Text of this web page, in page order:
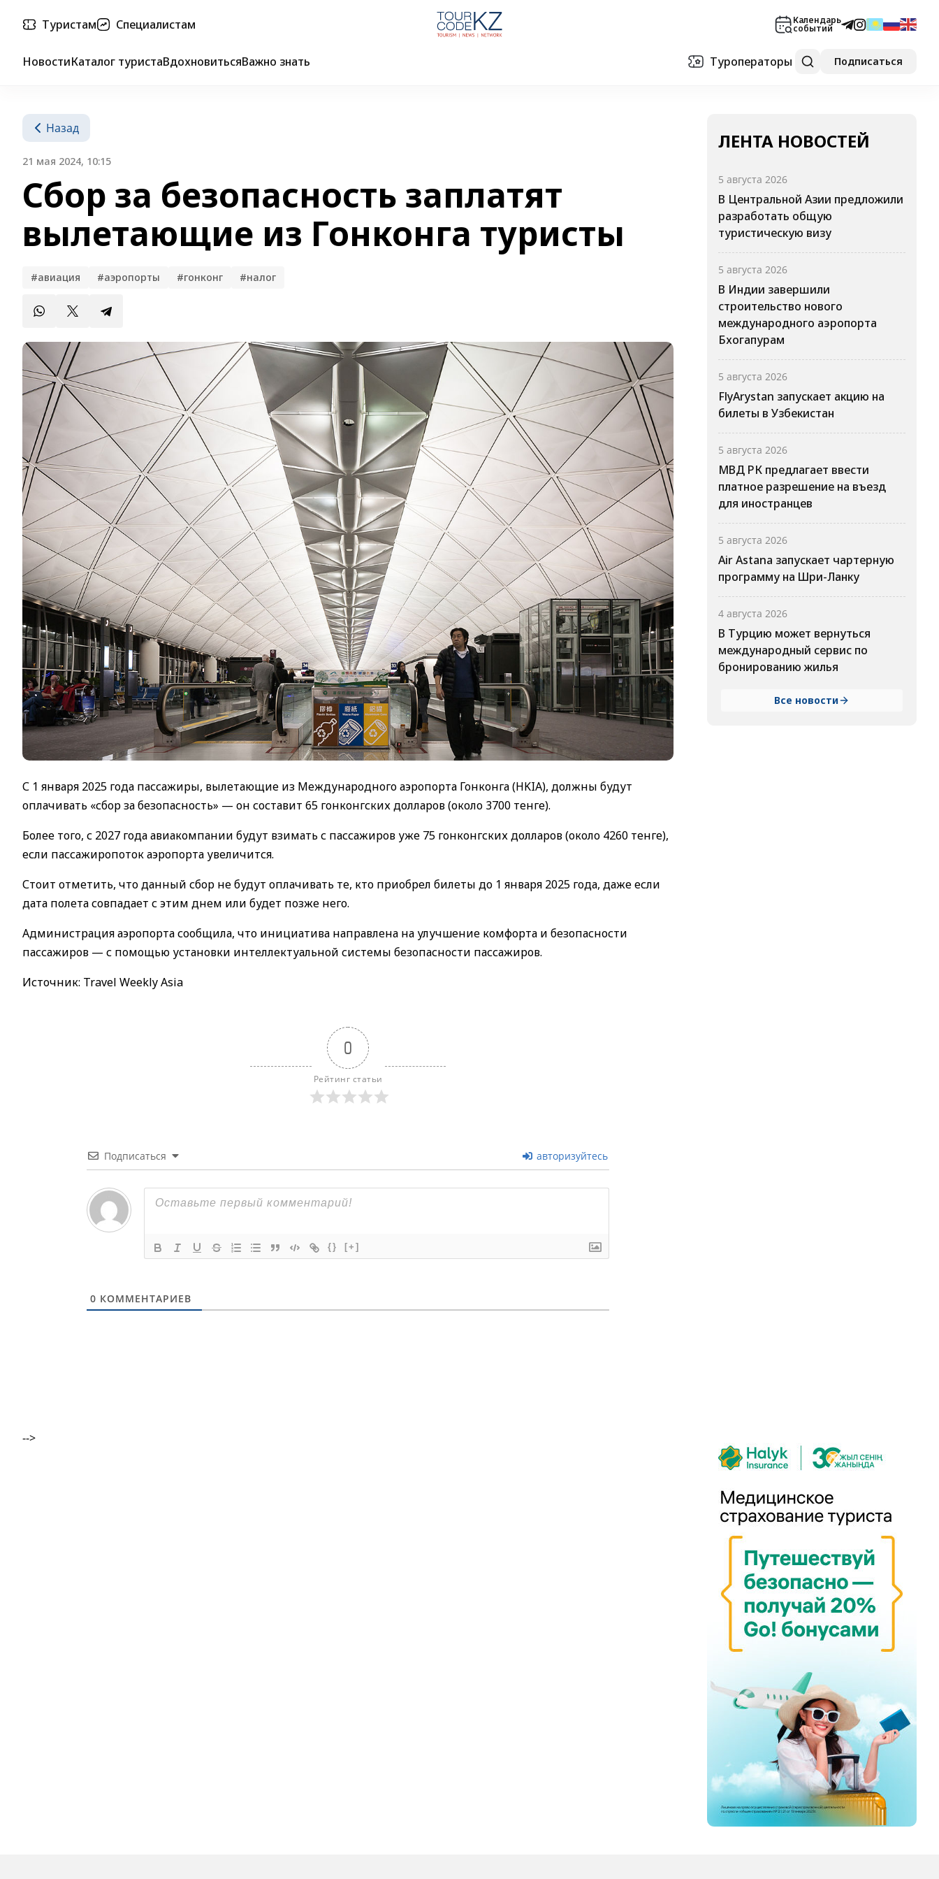
Туристам Специалистам Календарь
событий
НовостиКаталог туристаВдохновитьсяВажно знать Туроператоры Подписаться
Назад
21 мая 2024, 10:15
Сбор за безопасность заплатят
вылетающие из Гонконга туристы
#авиация #аэропорты #гонконг #налог
С 1 января 2025 года пассажиры, вылетающие из Международного аэропорта Гонконга (HKIA), должны будут
оплачивать «сбор за безопасность» — он составит 65 гонконгских долларов (около 3700 тенге).
Более того, с 2027 года авиакомпании будут взимать с пассажиров уже 75 гонконгских долларов (около 4260 тенге),
если пассажиропоток аэропорта увеличится.
Стоит отметить, что данный сбор не будут оплачивать те, кто приобрел билеты до 1 января 2025 года, даже если
дата полета совпадает с этим днем или будет позже него.
Администрация аэропорта сообщила, что инициатива направлена на улучшение комфорта и безопасности
пассажиров — с помощью установки интеллектуальной системы безопасности пассажиров.
Источник: Travel Weekly Asia
0
Рейтинг статьи
Подписаться авторизуйтесь
{} [+]
0 КОММЕНТАРИЕВ
ЛЕНТА НОВОСТЕЙ
5 августа 2026
В Центральной Азии предложили
разработать общую
туристическую визу
5 августа 2026
В Индии завершили
строительство нового
международного аэропорта
Бхогапурам
5 августа 2026
FlyArystan запускает акцию на
билеты в Узбекистан
5 августа 2026
МВД РК предлагает ввести
платное разрешение на въезд
для иностранцев
5 августа 2026
Air Astana запускает чартерную
программу на Шри-Ланку
4 августа 2026
В Турцию может вернуться
международный сервис по
бронированию жилья
Все новости
-->